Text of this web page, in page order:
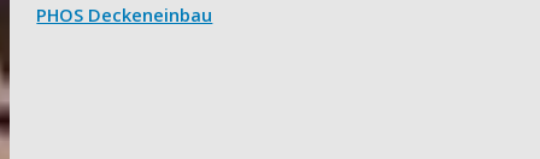
PHOS Deckeneinbau